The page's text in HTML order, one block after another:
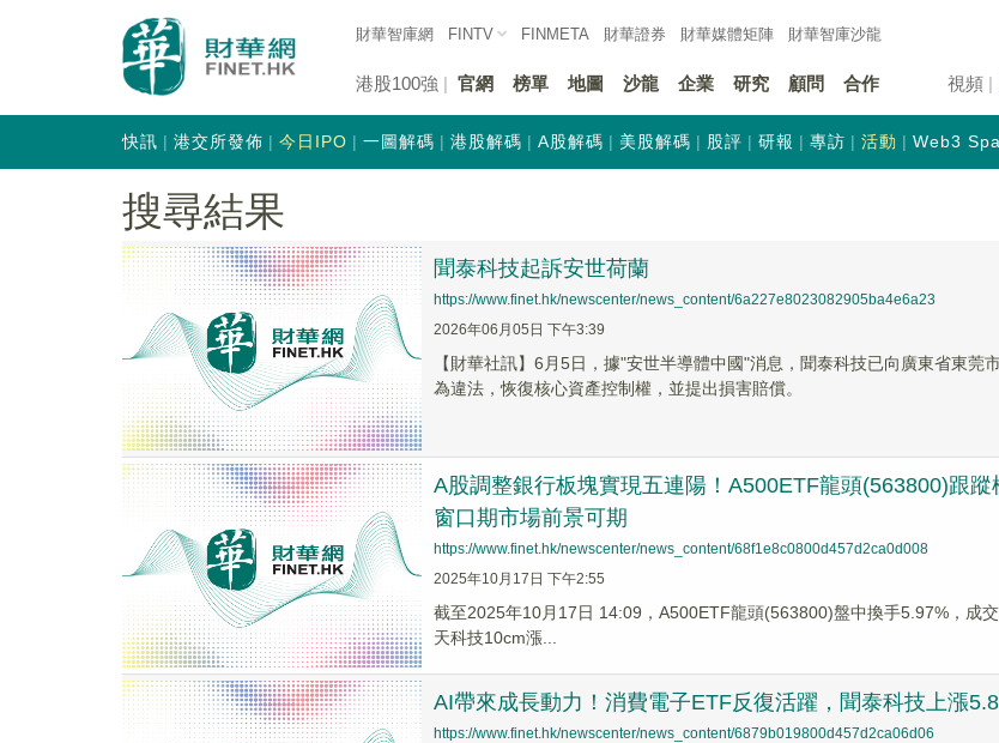
財華智庫網 FINTV FINMETA 財華證券 財華媒體矩陣 財華智庫沙龍
港股100強 官網 榜單 地圖 沙龍 企業 研究 顧問 合作 視頻
快訊 港交所發佈 今日IPO 一圖解碼 港股解碼 A股解碼 美股解碼 股評 研報 專訪 活動 Web3
搜尋結果
聞泰科技起訴安世荷蘭
https://www.finet.hk/newscenter/news_content/6a227e8023082905ba4e6a23
2026年06月05日 下午3:39
【財華社訊】6月5日，據"安世半導體中國"消息，聞泰科技已向廣東省東
為違法，恢復核心資產控制權，並提出損害賠償。
A股調整銀行板塊實現五連陽！A500ETF龍頭(563800)跟
窗口期市場前景可期
https://www.finet.hk/newscenter/news_content/68f1e8c0800d457d2ca0d008
2025年10月17日 下午2:55
截至2025年10月17日 14:09，A500ETF龍頭(563800)盤中換手5.97%，成
天科技10cm漲...
AI帶來成長動力！消費電子ETF反復活躍，聞泰科技上漲
https://www.finet.hk/newscenter/news_content/6879b019800d457d2ca06d06